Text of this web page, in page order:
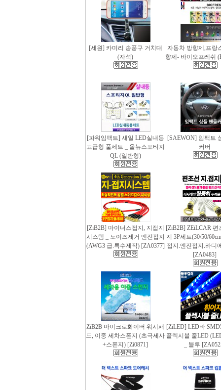
[세원] 카미리 송풍구 거치대
(자석)
자동차 방향제,프랑
향제- 바이오프레쉬
[파워임팩트] 새일 LED실내등
고급형 풀세트 _ 올뉴스포티지
QL (일반형)
[SAEWON] 임팩트
커버
[ZiB2B] 마이너스접지, 지접지
시스템 _ 노이즈제거 엔진접지
(AWG3 급.특수제작) [ZA0377]
[ZiB2B] ZEiLCAR 편
지 3P세트(30/50/
접지.엔진접지.라디
[ZA0483]
ZiB2B 마이크로화이버 워시패
드, 이중 세차스폰지 (초극세사
+스폰지) [Zi0871]
[ZiLED] LED바
플렉시블 줄LED
_ 블루